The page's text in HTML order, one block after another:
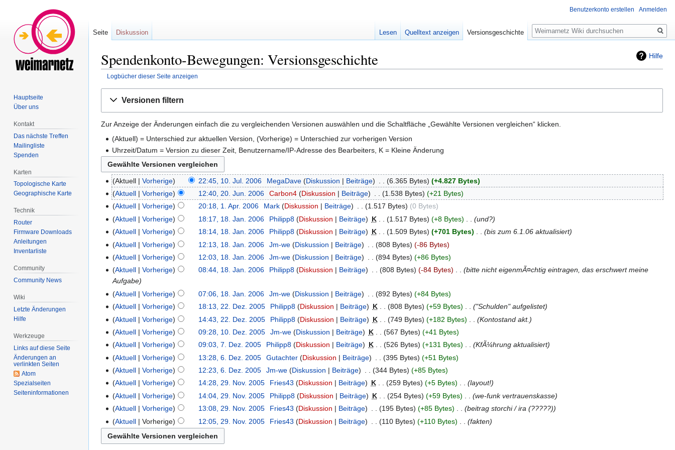
Hilfe
Spendenkonto-Bewegungen: Versionsgeschichte
Logbücher dieser Seite anzeigen
Navigation
Suche
Versionen filtern
Zur Anzeige der Änderungen einfach die zu vergleichenden Versionen auswählen und die Schaltfläche „Gewählte Versionen vergleichen“ klicken.
(Aktuell) = Unterschied zur aktuellen Version, (Vorherige) = Unterschied zur vorherigen Version
Uhrzeit/Datum = Version zu dieser Zeit, Benutzername/IP-Adresse des Bearbeiters, K = Kleine Änderung
Aktuell Vorherige 22:45, 10. Jul. 2006 MegaDave Diskussion Beiträge 6.365 Bytes
+4.827 Bytes
Aktuell
Vorherige 12:40, 20. Jun. 2006 Carbon4 Diskussion Beiträge 1.538 Bytes
+21 Bytes
Aktuell
Vorherige 20:18, 1. Apr. 2006 Mark Diskussion Beiträge 1.517 Bytes
0 Bytes
Aktuell
Vorherige 18:17, 18. Jan. 2006 Philipp8 Diskussion Beiträge K 1.517 Bytes +8 Bytes
und?
Aktuell
Vorherige 18:14, 18. Jan. 2006 Philipp8 Diskussion Beiträge K 1.509 Bytes +701 Bytes
bis zum 6.1.06 aktualisiert
Aktuell
Vorherige 12:13, 18. Jan. 2006 Jm-we Diskussion Beiträge 808 Bytes
-86 Bytes
Aktuell
Vorherige 12:03, 18. Jan. 2006 Jm-we Diskussion Beiträge 894 Bytes
+86 Bytes
Aktuell
Vorherige 08:44, 18. Jan. 2006 Philipp8 Diskussion Beiträge 808 Bytes -84 Bytes
bitte nicht eigenmÃ¤chtig eintragen, das erschwert meine
Aufgabe
Aktuell
Vorherige 07:06, 18. Jan. 2006 Jm-we Diskussion Beiträge 892 Bytes
+84 Bytes
Aktuell
Vorherige 18:13, 22. Dez. 2005 Philipp8 Diskussion Beiträge K 808 Bytes +59 Bytes
"Schulden" aufgelistet
Aktuell
Vorherige 14:43, 22. Dez. 2005 Philipp8 Diskussion Beiträge K 749 Bytes +182 Bytes
Kontostand akt.
Aktuell
Vorherige 09:28, 10. Dez. 2005 Jm-we Diskussion Beiträge K 567 Bytes
+41 Bytes
Aktuell
Vorherige 09:03, 7. Dez. 2005 Philipp8 Diskussion Beiträge K 526 Bytes +131 Bytes
KfÃ¼hrung aktualisiert
Aktuell
Vorherige 13:28, 6. Dez. 2005 Gutachter Diskussion Beiträge 395 Bytes
+51 Bytes
Aktuell
Vorherige 12:23, 6. Dez. 2005 Jm-we Diskussion Beiträge 344 Bytes
+85 Bytes
Aktuell
Vorherige 14:28, 29. Nov. 2005 Fries43 Diskussion Beiträge K 259 Bytes +5 Bytes
layout!
Aktuell
Vorherige 14:04, 29. Nov. 2005 Philipp8 Diskussion Beiträge K 254 Bytes +59 Bytes
we-funk vertrauenskasse
Aktuell
Vorherige 13:08, 29. Nov. 2005 Fries43 Diskussion Beiträge 195 Bytes +85 Bytes
beitrag storchi / ira (?????)
Aktuell
Vorherige 12:05, 29. Nov. 2005 Fries43 Diskussion Beiträge 110 Bytes +110 Bytes fakten
Benutzerkonto erstellen Anmelden
Seite Diskussion Lesen Quelltext anzeigen Versionsgeschichte
Suche
Hauptseite
Über uns
Kontakt
Das nächste Treffen
Mailingliste
Spenden
Karten
Topologische Karte
Geographische Karte
Technik
Router
Firmware Downloads
Anleitungen
Inventarliste
Community
Community News
Wiki
Letzte Änderungen
Hilfe
Werkzeuge
Links auf diese Seite
Änderungen an
verlinkten Seiten
Atom
Spezialseiten
Seiten­informationen